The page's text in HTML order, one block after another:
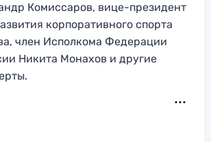
Комиссаров, вице-президент
корпоративного спорта
член Исполкома Федерации
Никита Монахов и другие